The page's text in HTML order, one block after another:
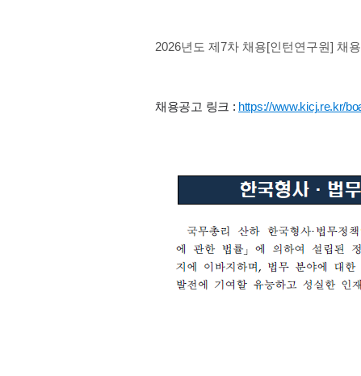
2026년도 제7차 채용[인턴연구원] 채
채용공고 링크 : https://www.kicj.re.kr/